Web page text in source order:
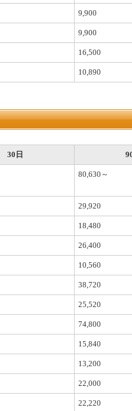
9,900
9,900
16,500
10,890
30日
80,630～
29,920
18,480
26,400
10,560
38,720
25,520
74,800
15,840
13,200
22,000
22,220